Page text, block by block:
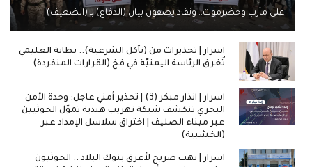
على مأرب وحضرموت.. ونقاد يصفون بيان (الدفاع) بـ (الضعيف)
اسرار | تحذيرات من (تآكل الشرعية).. بطانة العليمي
تُغرق الرئاسة اليمنيّة في فخ (القرارات المنفردة)
اسرار | انذار مبكر (3) | تحذير أمني عاجل: وحدة الأمن
البحري تنكشف شبكة تهريب هندية تموّل الحوثيين
عبر ميناء الصليف | اختراق سلاسل الإمداد عبر
(الخشبية)
اسرار | نهب صريح لأعرق بنوك البلاد .. الحوثيون